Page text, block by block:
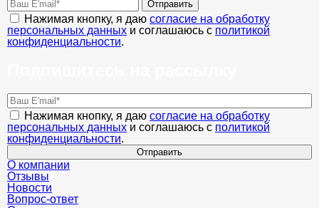
Отправить
Нажимая кнопку, я даю согласие на обработку
персональных данных и соглашаюсь с политикой
конфиденциальности.
Нажимая кнопку, я даю согласие на обработку
персональных данных и соглашаюсь с политикой
конфиденциальности.
Отправить
О компании
Отзывы
Новости
Вопрос-ответ